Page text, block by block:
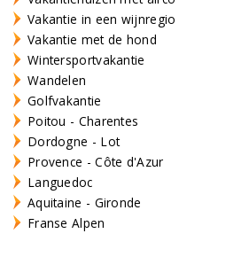
Vakantie in een wijnregio
Vakantie met de hond
Wintersportvakantie
Wandelen
Golfvakantie
Poitou - Charentes
Dordogne - Lot
Provence - Côte d'Azur
Languedoc
Aquitaine - Gironde
Franse Alpen